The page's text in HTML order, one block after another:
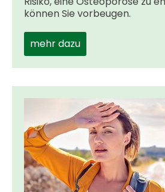
können Sie vorbeugen.
mehr dazu